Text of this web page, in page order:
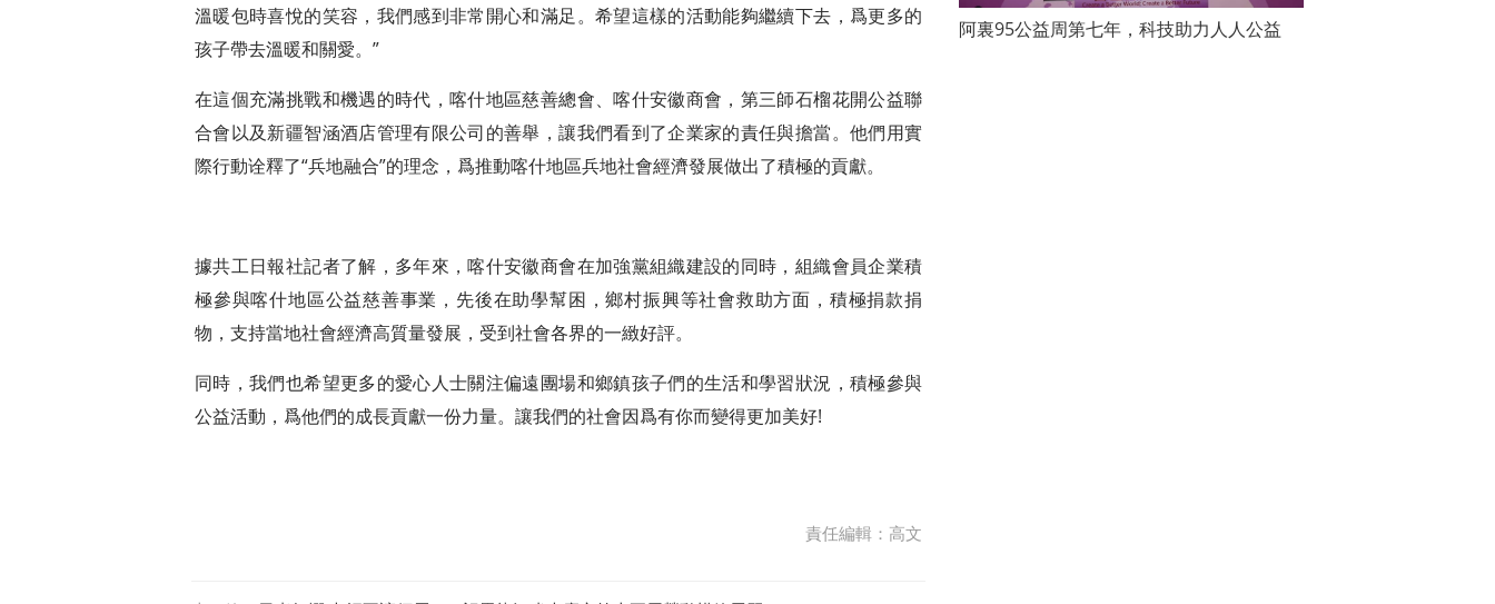
溫暖包時喜悅的笑容，我們感到非常開心和滿足。希望這樣的活動能夠繼續下去，爲更多的
孩子帶去溫暖和關愛。”
在這個充滿挑戰和機遇的時代，喀什地區慈善總會、喀什安徽商會，第三師石榴花開公益聯
合會以及新疆智涵酒店管理有限公司的善舉，讓我們看到了企業家的責任與擔當。他們用實
際行動诠釋了“兵地融合”的理念，爲推動喀什地區兵地社會經濟發展做出了積極的貢獻。
據共工日報社記者了解，多年來，喀什安徽商會在加強黨組織建設的同時，組織會員企業積
極參與喀什地區公益慈善事業，先後在助學幫困，鄉村振興等社會救助方面，積極捐款捐
物，支持當地社會經濟高質量發展，受到社會各界的一緻好評。
同時，我們也希望更多的愛心人士關注偏遠團場和鄉鎮孩子們的生活和學習狀況，積極參與
公益活動，爲他們的成長貢獻一份力量。讓我們的社會因爲有你而變得更加美好!
責任編輯：高文
阿裏95公益周第七年，科技助力人人公益